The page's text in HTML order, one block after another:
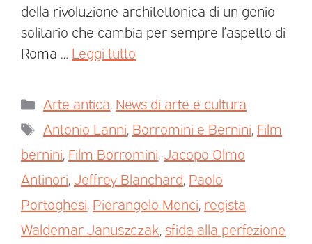
della rivoluzione architettonica di un genio
solitario che cambia per sempre l’aspetto di
Roma … Leggi tutto
Arte antica News di arte e cultura
Antonio Lanni Borromini e Bernini Film
bernini Film Borromini Jacopo Olmo
Antinori Jeffrey Blanchard Paolo
Portoghesi Pierangelo Menci regista
Waldemar Januszczak sfida alla perfezione